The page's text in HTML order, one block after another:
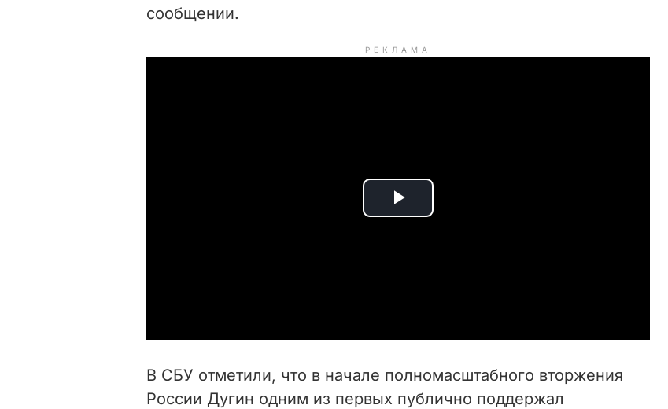
сообщении.
РЕКЛАМА
P
i
В СБУ отметили, что в начале полномасштабного вторжения
России Дугин одним из первых публично поддержал